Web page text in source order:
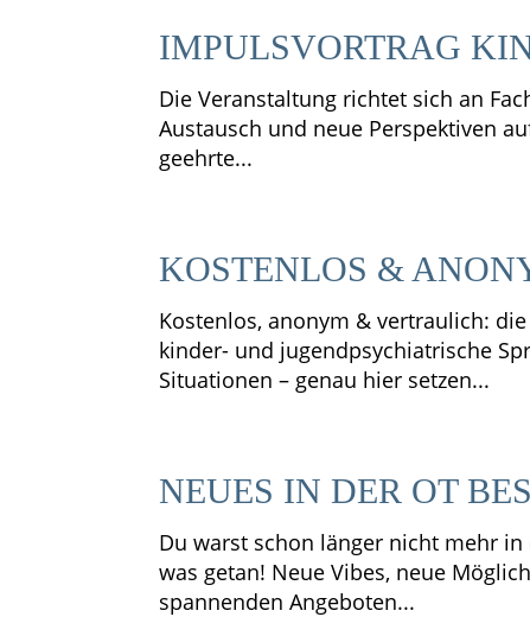
IMPULSVORTRAG
Die Veranstaltung richtet sich an
Austausch und neue Perspektiven
geehrte...
KOSTENLOS &
Kostenlos, anonym & vertraulich:
kinder- und jugendpsychiatrische
Situationen – genau hier setzen...
NEUES IN DER OT
Du warst schon länger nicht mehr in
was getan! Neue Vibes, neue
spannenden Angeboten...